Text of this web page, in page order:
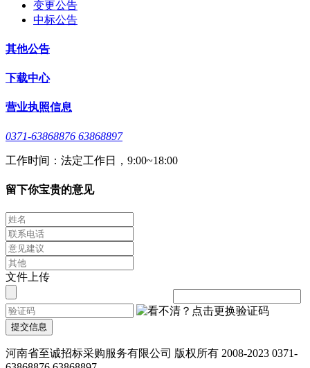
变更公告
中标公告
其他公告
下载中心
营业执照信息
0371-63868876 63868897
工作时间：法定工作日，9:00~18:00
留下你宝贵的意见
文件上传
提交信息
河南省至诚招标采购服务有限公司 版权所有 2008-2023 0371-